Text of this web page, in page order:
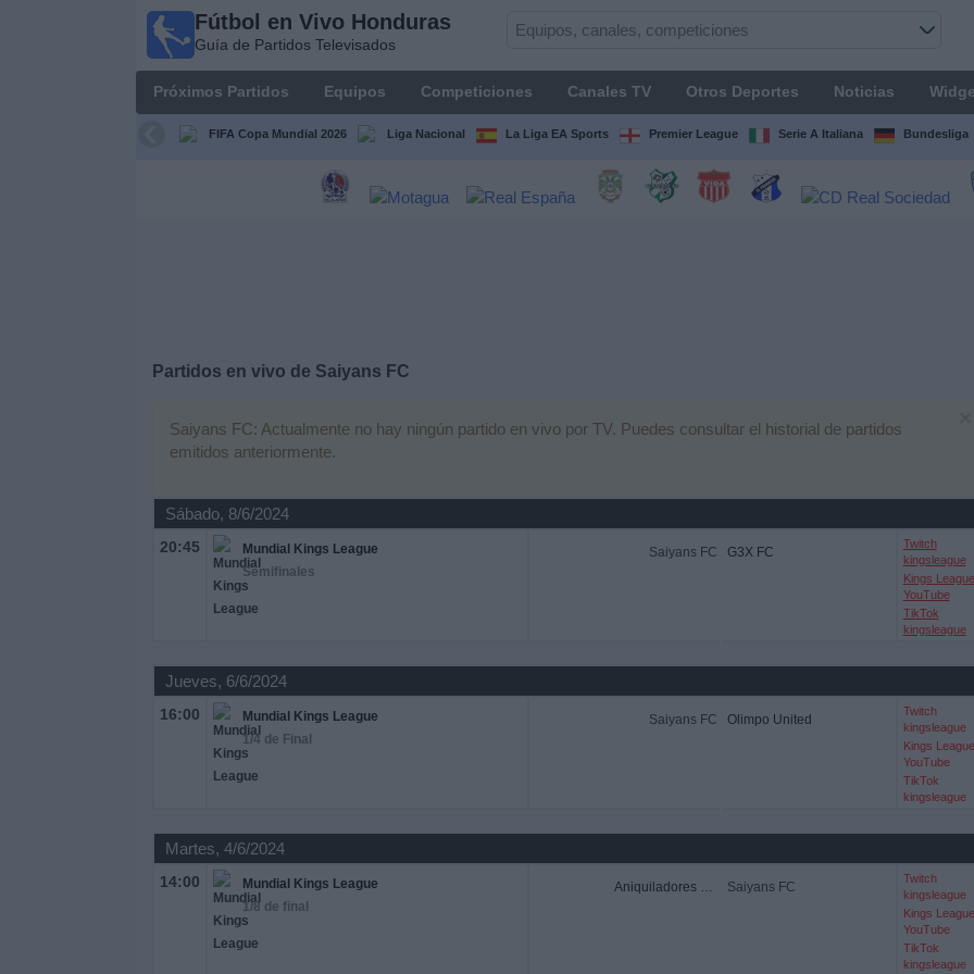
Fútbol en Vivo Honduras
Guía de Partidos Televisados
Próximos Partidos Equipos Competiciones Canales TV Otros Deportes Noticias
FIFA Copa Mundial 2026 Liga Nacional La Liga EA Sports Premier League Serie A Italiana Bundesliga
Partidos en vivo de Saiyans FC
Saiyans FC: Actualmente no hay ningún partido en vivo por TV. Puedes consultar el historial de partidos
emitidos anteriormente.
Sábado, 8/6/2024
20:45
Mundial Kings League
Semifinales
Saiyans FC G3X FC
Twitch
kingsleague
Kings League
YouTube
TikTok
kingsleague
Jueves, 6/6/2024
16:00
Mundial Kings League
1/4 de Final
Saiyans FC Olimpo United
Twitch
kingsleague
Kings League
YouTube
TikTok
kingsleague
Martes, 4/6/2024
14:00
Mundial Kings League
1/8 de final
Aniquiladores FC Saiyans FC
Twitch
kingsleague
Kings League
YouTube
TikTok
kingsleague
Fútbol en
Honduras